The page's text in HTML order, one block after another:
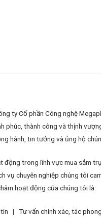
ty Cổ phần Công nghệ
phúc, thành công và thịnh
hành, tin tưởng và ủng hộ
động trong lĩnh vực mua sắm
vụ chuyên nghiệp chúng tôi
hoạt động của chúng tôi là:
tín | Tư vấn chính xác, tác